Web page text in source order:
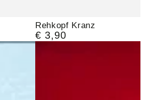
Rehkopf Kranz
Regulärer
€ 3,90